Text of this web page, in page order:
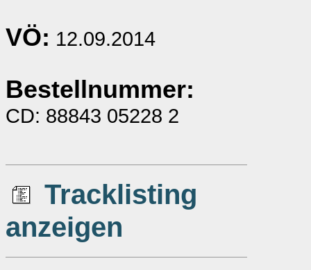
VÖ: 12.09.2014
Bestellnummer:
CD: 88843 05228 2
Tracklisting
anzeigen